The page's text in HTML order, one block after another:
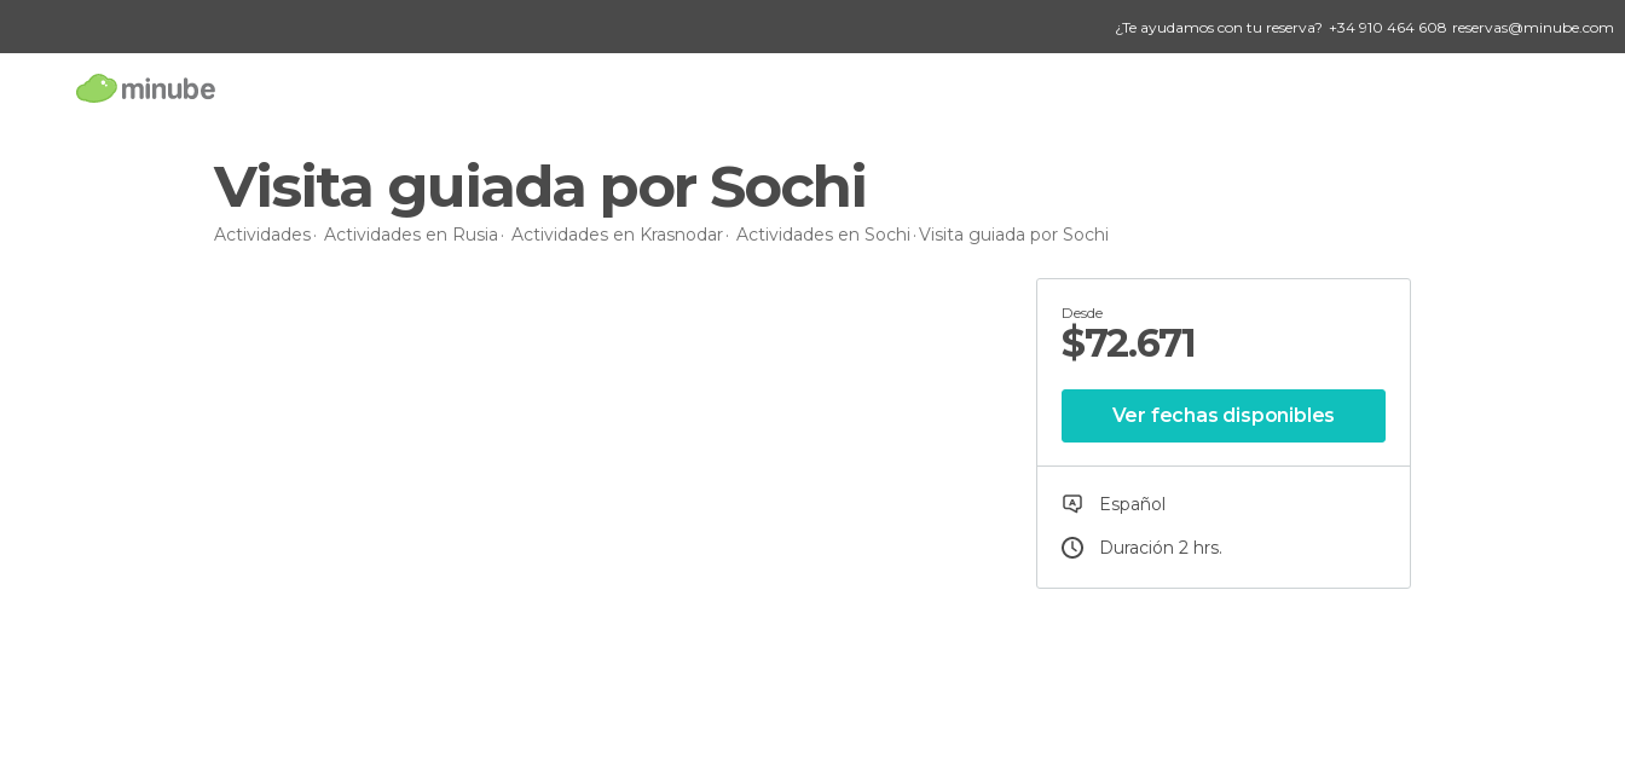
¿Te ayudamos con tu reserva? +34 910 464 608 reservas@minube.com
Visita guiada por Sochi
Actividades Actividades en Rusia Actividades en Krasnodar Actividades en Sochi Visita guiada por Sochi
Desde
$72.671
Ver fechas disponibles
Español
Duración 2 hrs.